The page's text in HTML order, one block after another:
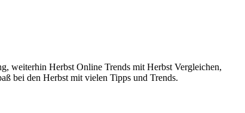
weiterhin Herbst Online Trends mit Herbst Vergleichen,
bei den Herbst mit vielen Tipps und Trends.